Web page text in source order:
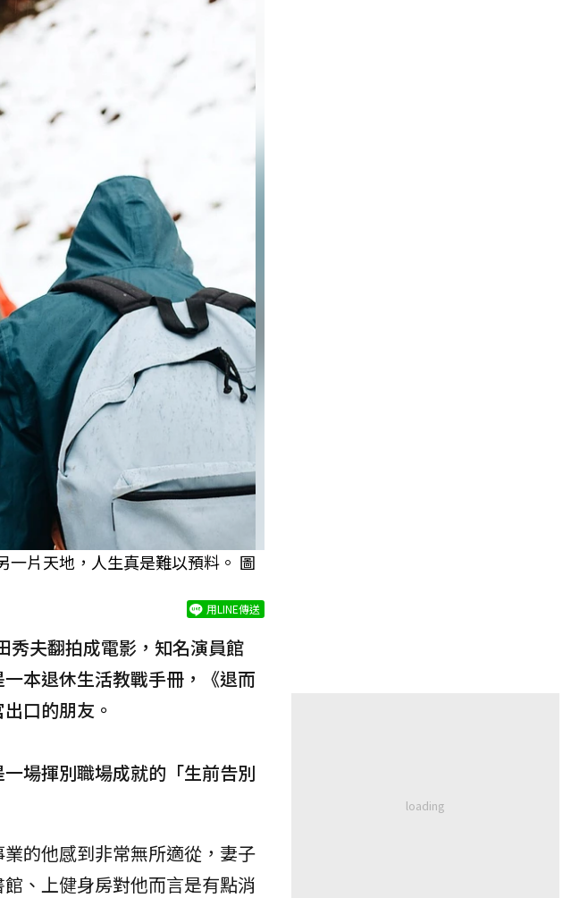
一片天地，人生真是難以預料。 圖
用LINE傳送
秀夫翻拍成電影，知名演員館
本退休生活教戰手冊，《退而
口的朋友。
場揮別職場成就的「生前告別
的他感到非常無所適從，妻子
、上健身房對他而言是有點消